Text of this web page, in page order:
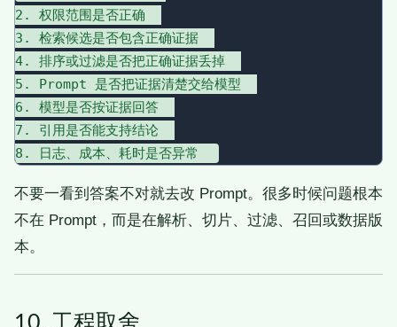
2. 权限范围是否正确
3. 检索候选是否包含正确证据
4. 排序或过滤是否把正确证据丢掉
5. Prompt 是否把证据清楚交给模型
6. 模型是否按证据回答
7. 引用是否能支持结论
不要一看到答案不对就去改 Prompt。很多时候问题根本
不在 Prompt，而是在解析、切片、过滤、召回或数据版
本。